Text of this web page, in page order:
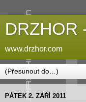
DRZHOR
www.drzhor.com
PÁTEK 2. ZÁŘÍ 2011